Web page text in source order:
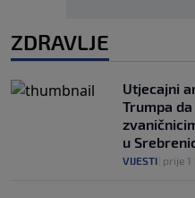
ZDRAVLJE
Utjecajni
Trumpa
u
VIJESTI prije 1